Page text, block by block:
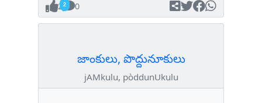
2 0
జాంకులు, పొద్దునూకులు
jAMkulu, pòddunUkulu